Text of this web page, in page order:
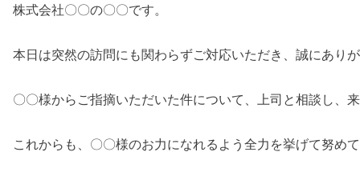
株式会社〇〇の〇〇です。
本日は突然の訪問にも関わらずご対応いただき、誠にあり
〇〇様からご指摘いただいた件について、上司と相談し、
これからも、〇〇様のお力になれるよう全力を挙げて努め